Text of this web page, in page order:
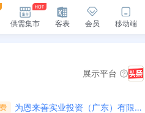
供需集市 客表 会员 移动端
展示平台
为 恩来善实业投资（广东）有限公司